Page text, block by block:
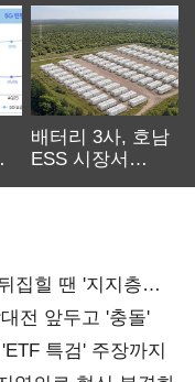
배터리 3사, 호남
ESS 시장서
집힐 땐 '지지층
전 앞두고 '충돌'
특검' 주장까지